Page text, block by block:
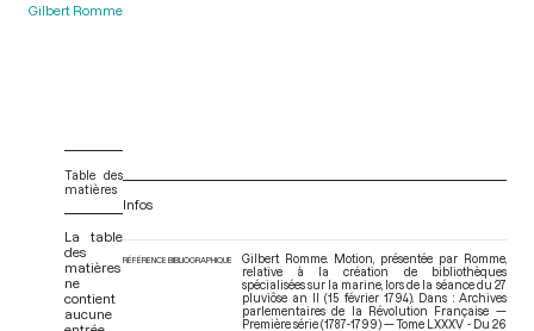
Gilbert Romme
Table des
matières
La table
des
matières
ne
contient
aucune
Infos
RÉFÉRENCE BIBLIOGRAPHIQUE
Gilbert Romme. Motion, présentée par Romme,
relative à la création de bibliothèques
spécialisées sur la marine, lors de la séance du 27
pluviôse an II (15 février 1794). Dans : Archives
parlementaires de la Révolution Française —
Première série (1787-1799) — Tome LXXXV - Du 26